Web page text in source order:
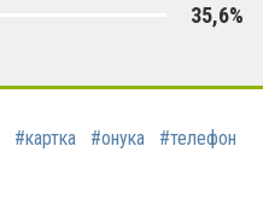
35,6%
#картка #онука
#телефон